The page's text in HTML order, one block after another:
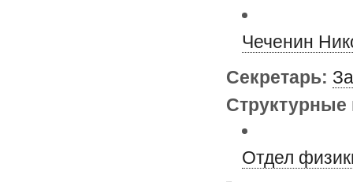
Чеченин
Секретарь:
Структурные
Отдел